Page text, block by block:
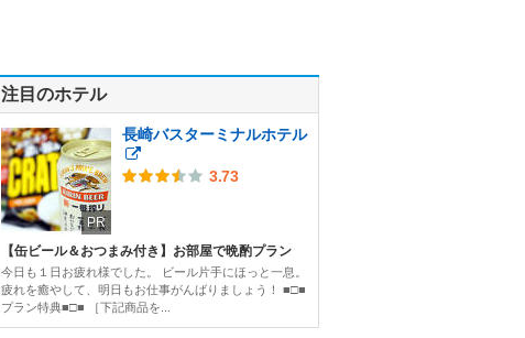
注目のホテル
PR
長崎バスターミナルホテル
3.73
【缶ビール＆おつまみ付き】お部屋で晩酌プラン
今日も１日お疲れ様でした。 ビール片手にほっと一息。
疲れを癒やして、明日もお仕事がんばりましょう！ ■□■
プラン特典■□■ ［下記商品を...